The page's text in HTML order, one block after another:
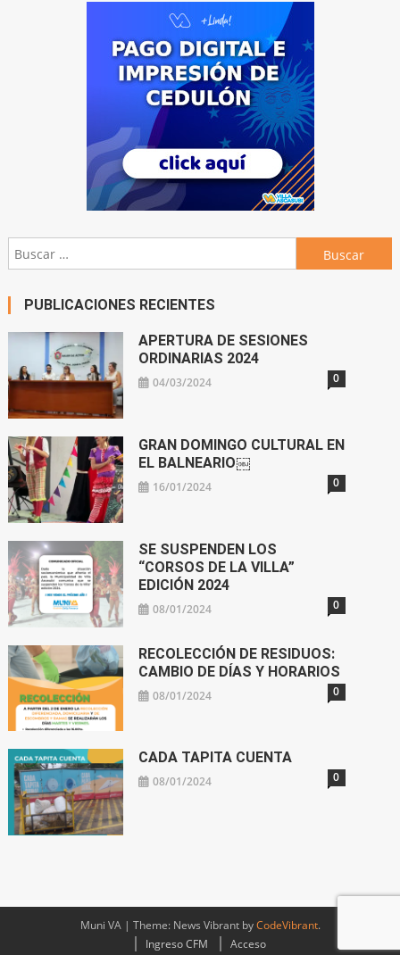
Buscar:
PUBLICACIONES RECIENTES
APERTURA DE SESIONES
ORDINARIAS 2024
04/03/2024 0
GRAN DOMINGO CULTURAL EN
EL BALNEARIO￼
16/01/2024 0
SE SUSPENDEN LOS
“CORSOS DE LA VILLA”
EDICIÓN 2024
08/01/2024 0
RECOLECCIÓN DE RESIDUOS:
CAMBIO DE DÍAS Y HORARIOS
08/01/2024 0
CADA TAPITA CUENTA
08/01/2024 0
Muni VA | Theme: News Vibrant byCodeVibrant.
Ingreso CFM
Acceso